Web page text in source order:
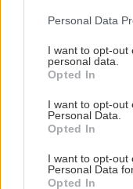
Personal Data
I want to opt-out
personal data.
Opted In
I want to opt-out
Personal Data.
Opted In
I want to opt-out
Personal Data
Opted In
GOSSIP -
Δύο Μαύρα
trailer της νέας
ΚΟΣΜΟΣ
Μάχη με τις
θύλακα